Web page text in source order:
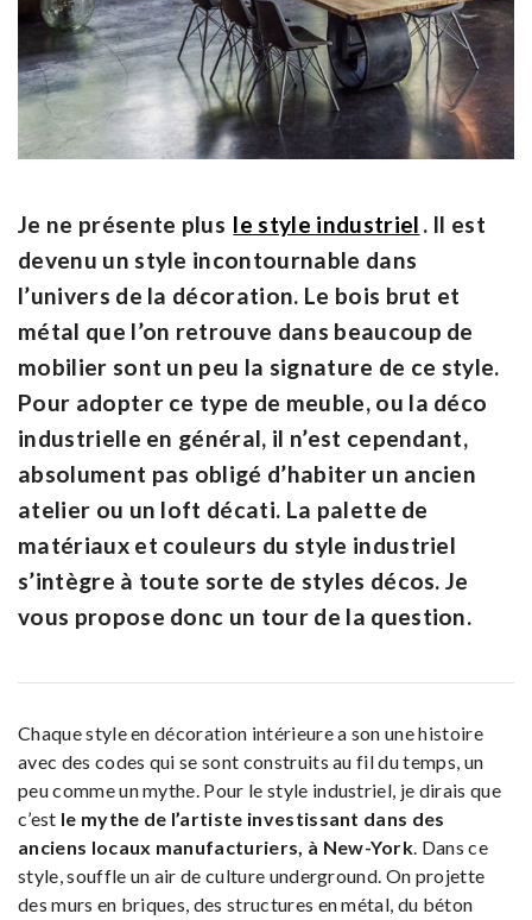
Je ne présente plus le style industriel . Il est
devenu un style incontournable dans
l’univers de la décoration. Le bois brut et
métal que l’on retrouve dans beaucoup de
mobilier sont un peu la signature de ce style.
Pour adopter ce type de meuble, ou la déco
industrielle en général, il n’est cependant,
absolument pas obligé d’habiter un ancien
atelier ou un loft décati. La palette de
matériaux et couleurs du style industriel
s’intègre à toute sorte de styles décos. Je
vous propose donc un tour de la question.
Chaque style en décoration intérieure a son une histoire
avec des codes qui se sont construits au fil du temps, un
peu comme un mythe. Pour le style industriel, je dirais que
c’est le mythe de l’artiste investissant dans des
anciens locaux manufacturiers, à New-York. Dans ce
style, souffle un air de culture underground. On projette
des murs en briques, des structures en métal, du béton